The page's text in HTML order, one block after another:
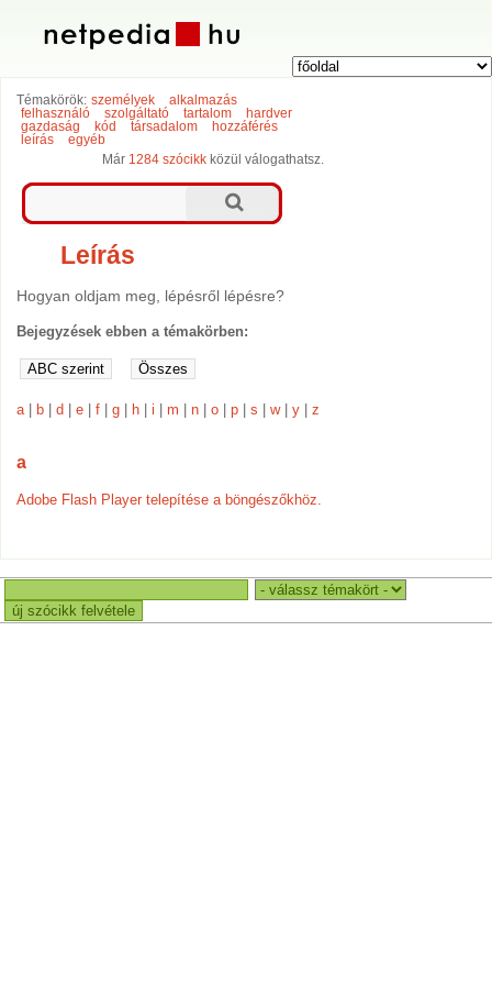
Témakörök: személyek
alkalmazás
felhasználó
szolgáltató tartalom
hardver
gazdaság
kód társadalom
hozzáférés
leírás
egyéb
Már 1284 szócikk közül válogathatsz.
Leírás
Hogyan oldjam meg, lépésről lépésre?
Bejegyzések ebben a témakörben:
a| b |d |e |f |g h |i |m |n |o |p |s |w|y |z
a
Adobe Flash Player telepítése a böngészőkhöz.